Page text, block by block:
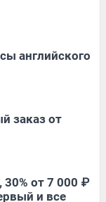
английского
заказ от
30% от 7 000 ₽
и все